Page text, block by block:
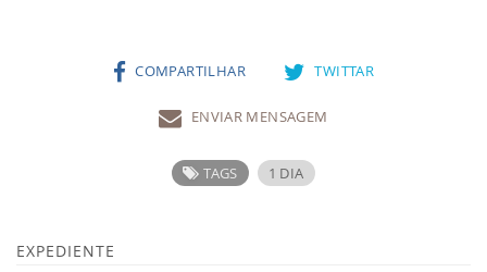
COMPARTILHAR TWITTAR
ENVIAR MENSAGEM
TAGS 1 DIA
EXPEDIENTE